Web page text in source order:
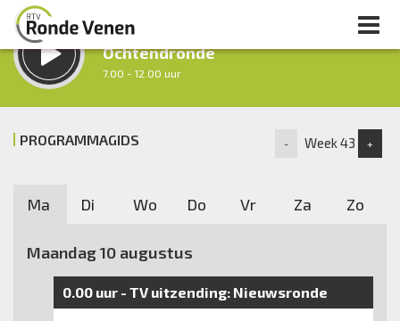
LUISTER LIVE:
Ochtendronde
7.00 - 12.00 uur
Tussen Twaalf en Twee
Inklappen
PROGRAMMAGIDS - Week 43 +
Ma Di Wo Do Vr Za Zo
Maandag 10 augustus
0.00 uur - TV uitzending: Nieuwsronde